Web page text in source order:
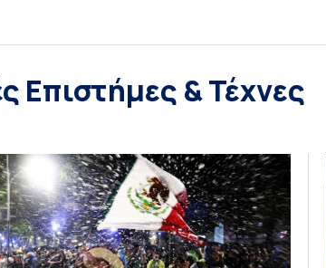
Επιστήμες & Τέχνες